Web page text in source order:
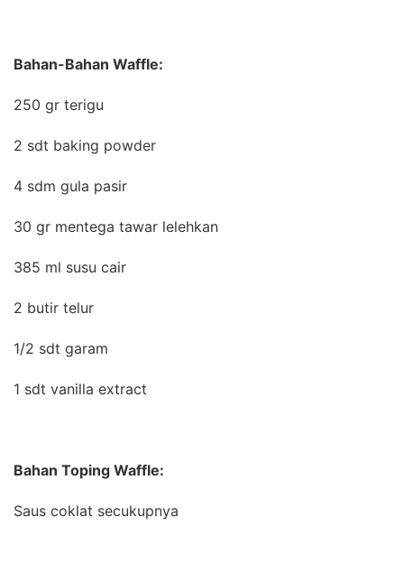
Bahan-Bahan Waffle:
250 gr terigu
2 sdt baking powder
4 sdm gula pasir
30 gr mentega tawar lelehkan
385 ml susu cair
2 butir telur
1/2 sdt garam
1 sdt vanilla extract
Bahan Toping Waffle:
Saus coklat secukupnya